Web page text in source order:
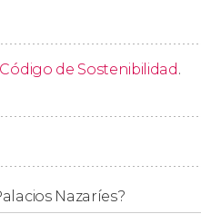
un poco más la
que combina detalles
en el
por vuestra cuenta el
Código de Sostenibilidad .
Nazaríes?